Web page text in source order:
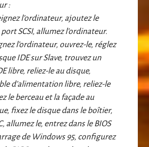
:
l’ordinateur, ajoutez le
SCSI, allumez l’ordinateur.
l’ordinateur, ouvrez-le, réglez
IDE sur Slave, trouvez un
libre, reliez-le au disque,
d’alimentation libre, reliez-le
le berceau et la façade au
fixez le disque dans le boîtier,
allumez le, entrez dans le BIOS
de Windows 95, configurez